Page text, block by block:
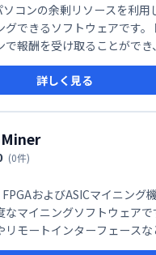
コンの余剰リソースを利用
グできるソフトウェアです。
で報酬を受け取ることができ
稼働します。バックグラウン
に始められ、コンピュータ
酬が支払われます。
詳しく見る
(0件)
およびASICマイニング
なマイニングソフトウェアで
リモートインターフェースな
、マイニングプロセスを詳細